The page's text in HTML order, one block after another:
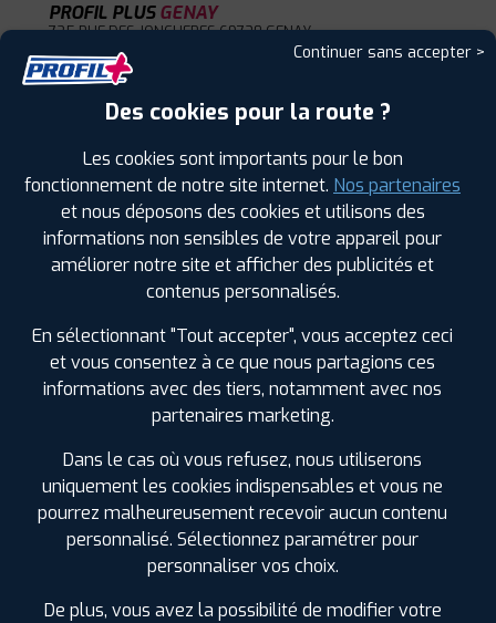
PROFIL PLUSGENAY
725 RUE DES JONCHERES69730 GENAY
0478981213
HORAIRES | +D'INFOS
PROFIL PLUSBELLEVILLE EN
BEAUJOLAIS
69220 BELLEVILLE
EN BEAUJOLAIS
3
PROFIL PLUS
CHATILLON SUR
CHALARONNE
23 RUE PIERRE ET MARIE CURIE01400
CHATILLON / CHALARONNE
0474551300
LES GARAGES PROFIL PLUS
DANS LES VILLES À PROXIMITÉ
Continuer sans accepter >
Des cookies pour la route ?
Les cookies sont importants pour le bon
fonctionnement de notre site internet. Nos partenaires
et nous déposons des cookies et utilisons des
informations non sensibles de votre appareil pour
améliorer notre site et afficher des publicités et
contenus personnalisés.
En sélectionnant "Tout accepter", vous acceptez ceci
et vous consentez à ce que nous partagions ces
informations avec des tiers, notamment avec nos
partenaires marketing.
Dans le cas où vous refusez, nous utiliserons
uniquement les cookies indispensables et vous ne
pourrez malheureusement recevoir aucun contenu
personnalisé. Sélectionnez paramétrer pour
personnaliser vos choix.
De plus, vous avez la possibilité de modifier votre